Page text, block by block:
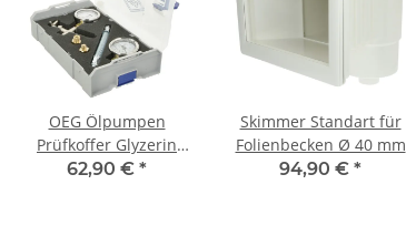
OEG Ölpumpen
Prüfkoffer Glyzerin
PPKG
62,90 € *
Skimmer Standart für
Folienbecken Ø 40 mm
94,90 € *